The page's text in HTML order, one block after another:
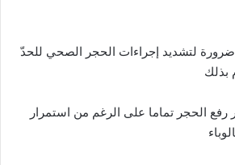
ضرورة لتشديد إجراءات الحجر الصحي للحدّ
بذلك
رفع الحجر تماما على الرغم من استمرار